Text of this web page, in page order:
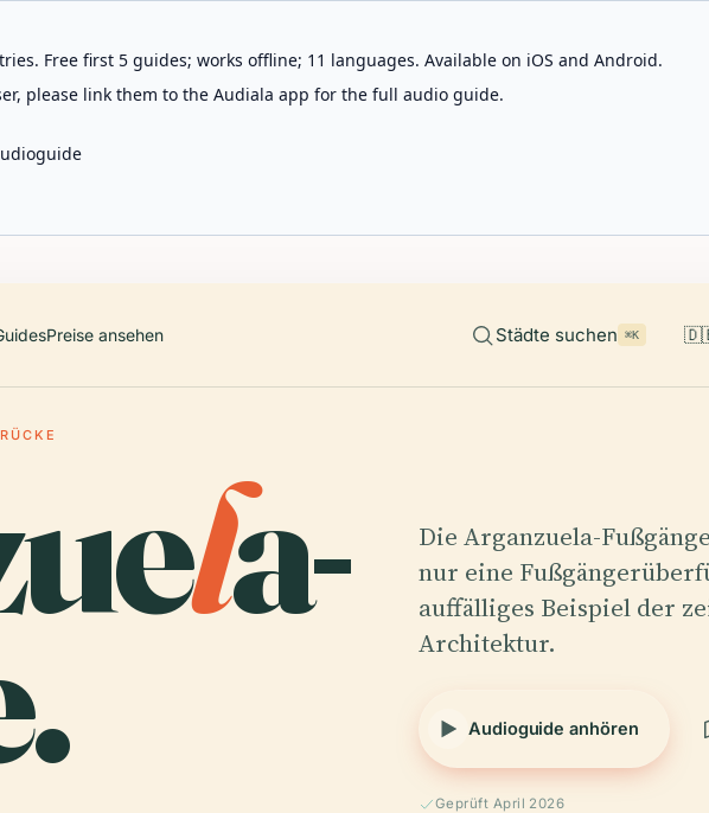
Free first 5 guides; works offline; 11 languages. Available on iOS and Android.
please link them to the Audiala app for the full audio guide.
Preise ansehen Städte suchen ⌘K
la-
Die Arganzuela-
nur eine
auffälliges Beispiel der
Architektur.
Audioguide anhören
Geprüft April 2026